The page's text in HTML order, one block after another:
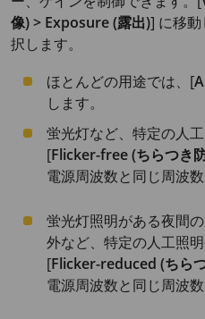
像) > Exposure (露出)] に移
択します。
ほとんどの用途では、[
します。
蛍光灯など、特定の人
[Flicker-free (ちらつき
電源周波数と同じ周波数
蛍光灯照明がある夜間
外など、特定の人工照
[Flicker-reduced (ちら
電源周波数と同じ周波数